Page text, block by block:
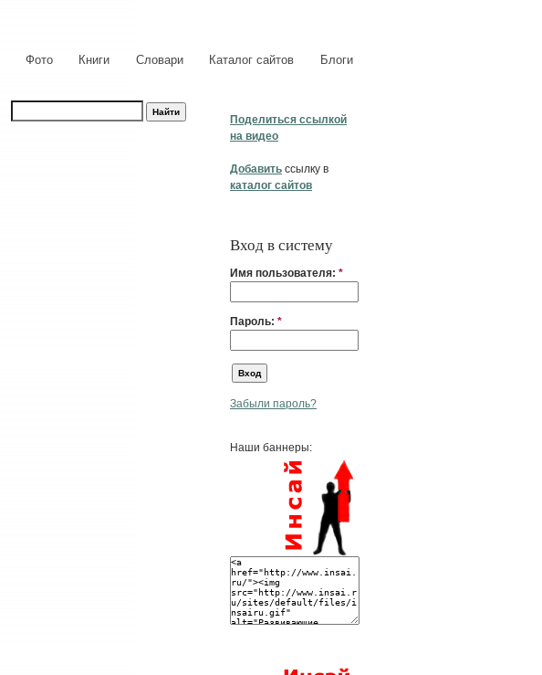
Фото Книги Словари Каталог сайтов Блоги
Поделиться ссылкой
на видео
Добавить ссылку в
каталог сайтов
Вход в систему
Имя пользователя: *
Пароль: *
Забыли пароль?
Наши баннеры: